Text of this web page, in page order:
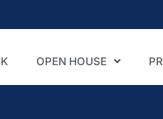
OPEN HOUSE